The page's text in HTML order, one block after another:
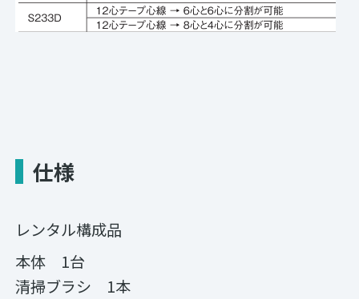
仕様
レンタル構成品
本体 1台
清掃ブラシ 1本